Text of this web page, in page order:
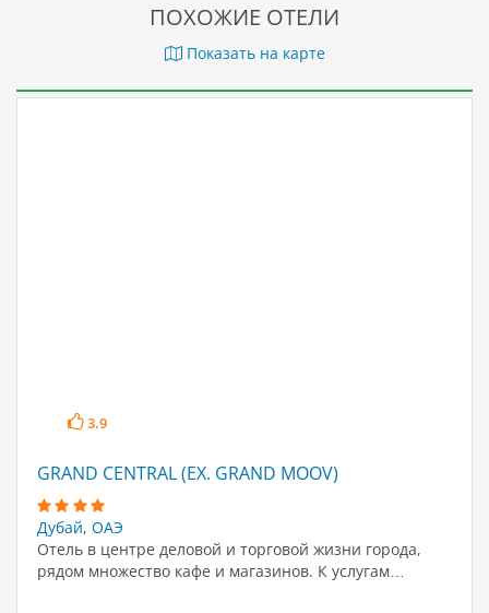
ПОХОЖИЕ ОТЕЛИ
Показать на карте
3.9
GRAND CENTRAL (EX. GRAND MOOV)
Дубай, ОАЭ
Отель в центре деловой и торговой жизни города,
рядом множество кафе и магазинов. К услугам…